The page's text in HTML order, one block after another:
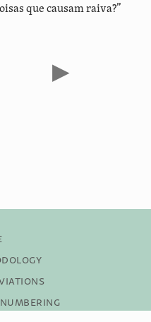
que causam raiva?”
▶